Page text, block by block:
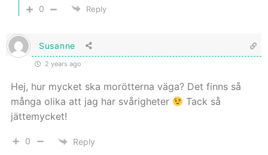
0 Reply
Susanne
2 years ago
Hej, hur mycket ska morötterna väga? Det finns så
många olika att jag har svårigheter
Tack så
jättemycket!
0 Reply